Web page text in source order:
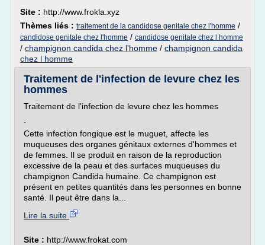
Site : http://www.frokla.xyz
Thèmes liés : traitement de la candidose genitale chez l'homme /
candidose genitale chez l'homme / candidose genitale chez l homme
/ champignon candida chez l'homme / champignon candida
chez l homme
Traitement de l'infection de levure chez les
hommes
Traitement de l'infection de levure chez les hommes
Cette infection fongique est le muguet, affecte les
muqueuses des organes génitaux externes d'hommes et
de femmes. Il se produit en raison de la reproduction
excessive de la peau et des surfaces muqueuses du
champignon Candida humaine. Ce champignon est
présent en petites quantités dans les personnes en bonne
santé. Il peut être dans la...
Lire la suite
Site : http://www.frokat.com